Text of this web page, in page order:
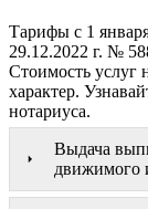
Тарифы с 1
29.12.2022 г. №
Стоимость услуг
характер.
нотариуса.
Выдача
движимого